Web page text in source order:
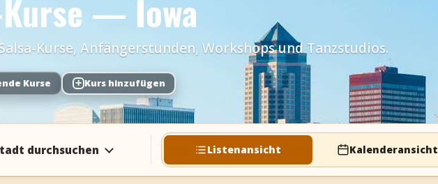
Kurse — Iowa
Kurse, Anfängerstunden, Workshops und Tanzstudios.
Kurse + Kurs hinzufügen
durchsuchen Listenansicht Kalenderansicht